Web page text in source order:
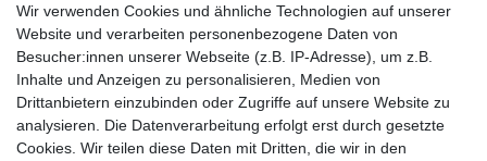
Gerne prüfen wir für Sie anhand Ihrer Fahrgestellnummer (VIN)
ob der Artikel bei Ihrem Fahrzeug passt
für:
VW Golf 6 Cabrio Bj. 2011 - 2016
Wir verwenden Cookies und ähnliche Technologien auf unserer
Website und verarbeiten personenbezogene Daten von
Besucher:innen unserer Webseite (z.B. IP-Adresse), um z.B.
Inhalte und Anzeigen zu personalisieren, Medien von
Drittanbietern einzubinden oder Zugriffe auf unsere Website zu
analysieren. Die Datenverarbeitung erfolgt erst durch gesetzte
Cookies. Wir teilen diese Daten mit Dritten, die wir in den